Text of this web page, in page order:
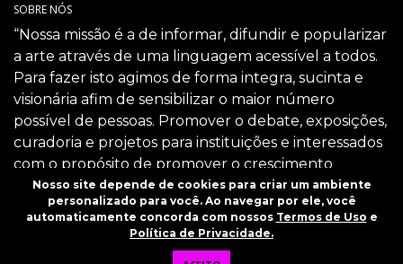
SOBRE NÓS
“Nossa missão é a de informar, difundir e popularizar
a arte através de uma linguagem acessível a todos.
Para fazer isto agimos de forma integra, sucinta e
visionária afim de sensibilizar o maior número
possível de pessoas. Promover o debate, exposições,
curadoria e projetos para instituições e interessados
com o propósito de promover o crescimento
intelectual da sociedade através da arte.”
SIGA-NOS
Nosso site depende de cookies para criar um ambiente
personalizado para você. Ao navegar por ele, você
automaticamente concorda com nossos Termos de Uso e
Política de Privacidade.